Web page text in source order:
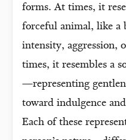
forms. At times, it
forceful animal, like
intensity, aggression,
times, it resembles a
—representing
toward indulgence
Each of these